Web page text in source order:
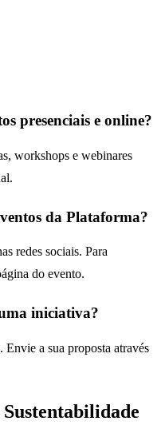
presenciais e online?
workshops e webinares
da Plataforma?
redes sociais. Para
do evento.
iniciativa?
Envie a sua proposta através